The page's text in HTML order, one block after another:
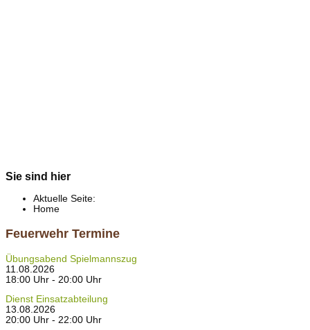
Sie sind hier
Aktuelle Seite:
Home
Feuerwehr Termine
Übungsabend Spielmannszug
11.08.2026
18:00 Uhr - 20:00 Uhr
Dienst Einsatzabteilung
13.08.2026
20:00 Uhr - 22:00 Uhr